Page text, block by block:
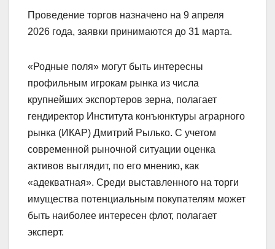
Проведение торгов назначено на 9 апреля
2026 года, заявки принимаются до 31 марта.
«Родные поля» могут быть интересны
профильным игрокам рынка из числа
крупнейших экспортеров зерна, полагает
гендиректор Института конъюнктуры аграрного
рынка (ИКАР) Дмитрий Рылько. С учетом
современной рыночной ситуации оценка
активов выглядит, по его мнению, как
«адекватная». Среди выставленного на торги
имущества потенциальным покупателям может
быть наиболее интересен флот, полагает
эксперт.